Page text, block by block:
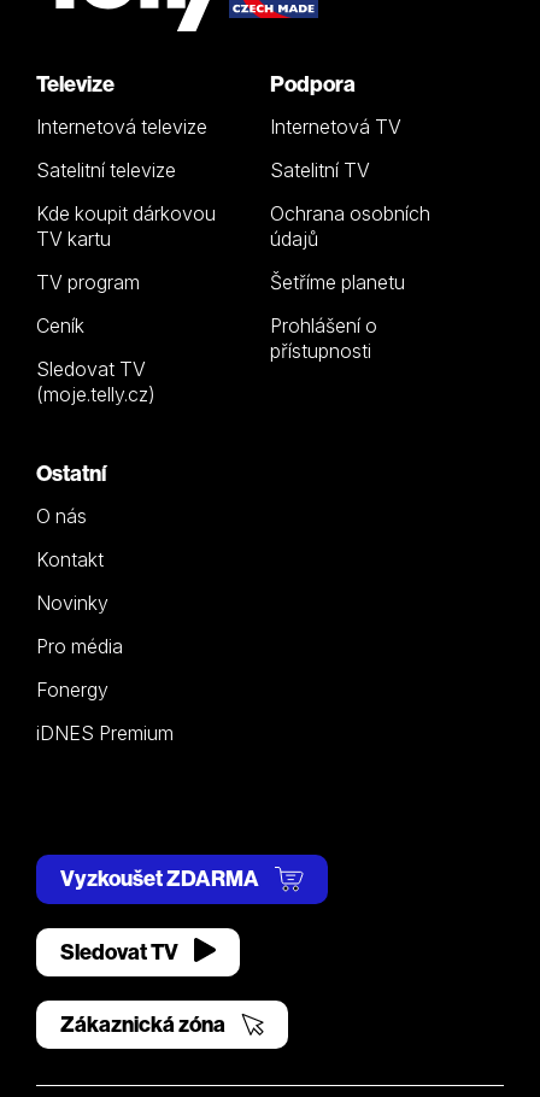
Televize
Internetová televize
Satelitní televize
Kde koupit dárkovou
TV kartu
TV program
Ceník
Sledovat TV
(moje.telly.cz)
Podpora
Internetová TV
Satelitní TV
Ochrana osobních
údajů
Šetříme planetu
Prohlášení o
přístupnosti
Ostatní
O nás
Kontakt
Novinky
Pro média
Fonergy
iDNES Premium
Vyzkoušet ZDARMA
Sledovat TV
Zákaznická zóna